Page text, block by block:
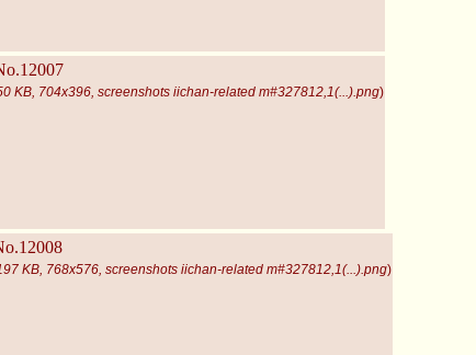
KB, 704x396, screenshots iichan-related m#327812,1(...).png)
KB, 768x576, screenshots iichan-related m#327812,1(...).png)